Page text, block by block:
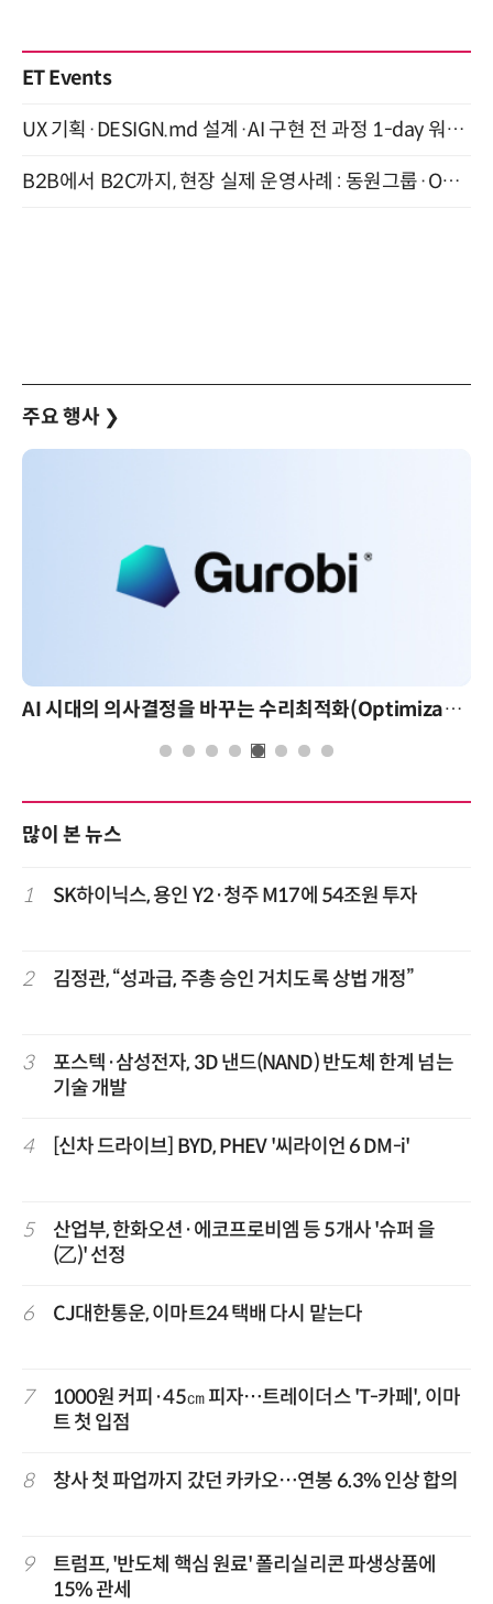
ET Events
UX 기획·DESIGN.md 설계·AI 구현 전 과정 1-day 워크숍 with Claude Code·Codex 9월 15일 개최
B2B에서 B2C까지, 현장 실제 운영사례 : 동원그룹·OCI·다이닝브랜즈그룹·당근 (8/27)
주요 행사 ❯
AI 핀옵스 실전 세미나: 폭증하는 AI 토큰 비용 관리 전략
많이 본 뉴스
1 SK하이닉스, 용인 Y2·청주 M17에 54조원 투자
2 김정관, “성과급, 주총 승인 거치도록 상법 개정”
3
포스텍·삼성전자, 3D 낸드(NAND) 반도체 한계 넘는
기술 개발
4 [신차 드라이브] BYD, PHEV '씨라이언 6 DM-i'
5
산업부, 한화오션·에코프로비엠 등 5개사 '슈퍼 을
(乙)' 선정
6 CJ대한통운, 이마트24 택배 다시 맡는다
7
1000원 커피·45㎝ 피자…트레이더스 'T-카페', 이마
트 첫 입점
8 창사 첫 파업까지 갔던 카카오…연봉 6.3% 인상 합의
9
트럼프, '반도체 핵심 원료' 폴리실리콘 파생상품에
15% 관세